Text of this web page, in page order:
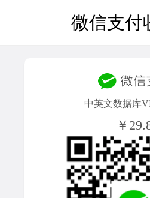
微信支付
中英文数据库
￥